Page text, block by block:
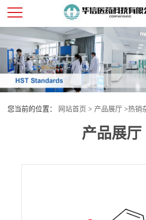
公
司
首
页
司
您当前的位置： 网站首页 > 产品展厅 >热销
产品展厅